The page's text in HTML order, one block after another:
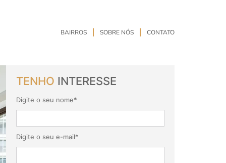
BAIRROS SOBRE NÓS CONTATO
TENHO INTERESSE
Digite o seu nome*
Digite o seu e-mail*